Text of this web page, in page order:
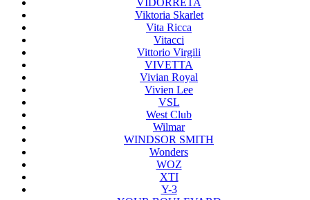
VIDORRETA
Viktoria Skarlet
Vita Ricca
Vitacci
Vittorio Virgili
VIVETTA
Vivian Royal
Vivien Lee
VSL
West Club
Wilmar
WINDSOR SMITH
Wonders
WOZ
XTI
Y-3